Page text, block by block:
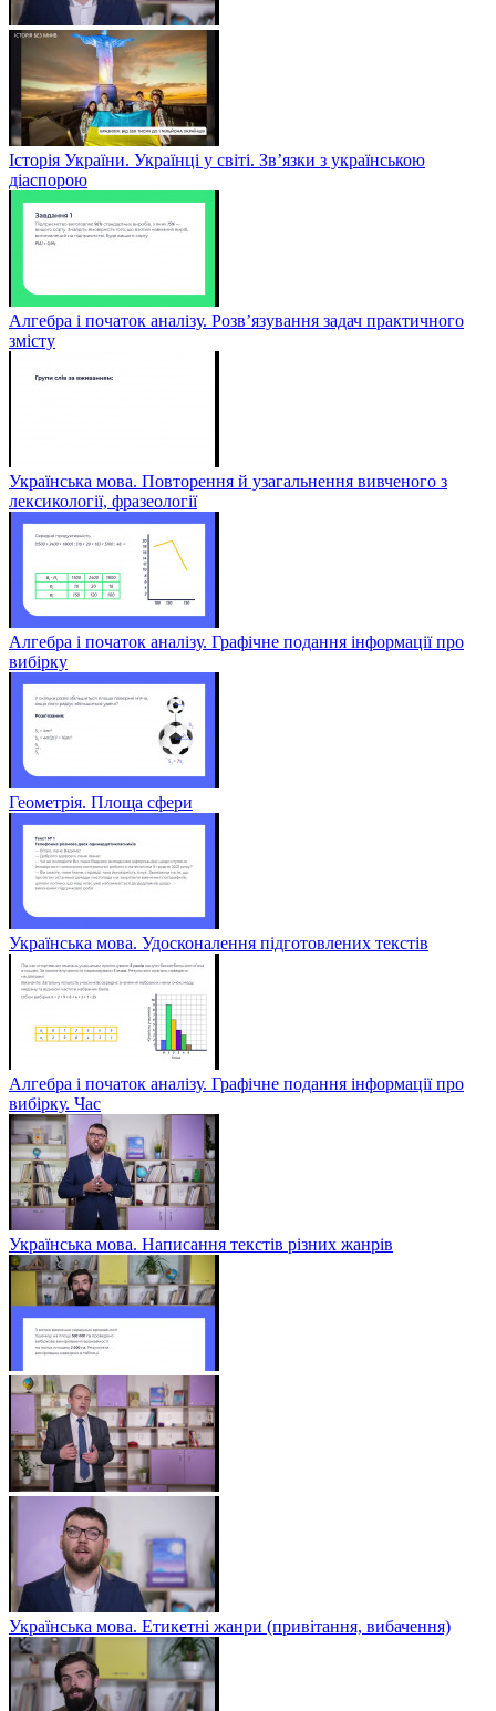
Історія України. Українці у світі. Зв’язки з українською
діаспорою
Алгебра і початок аналізу. Розв’язування задач практичного
змісту
Українська мова. Повторення й узагальнення вивченого з
лексикології, фразеології
Алгебра і початок аналізу. Графічне подання інформації про
вибірку
Геометрія. Площа сфери
Українська мова. Удосконалення підготовлених текстів
Алгебра і початок аналізу. Графічне подання інформації про
вибірку. Час
Українська мова. Написання текстів різних жанрів
Українська мова. Етикетні жанри (привітання, вибачення)